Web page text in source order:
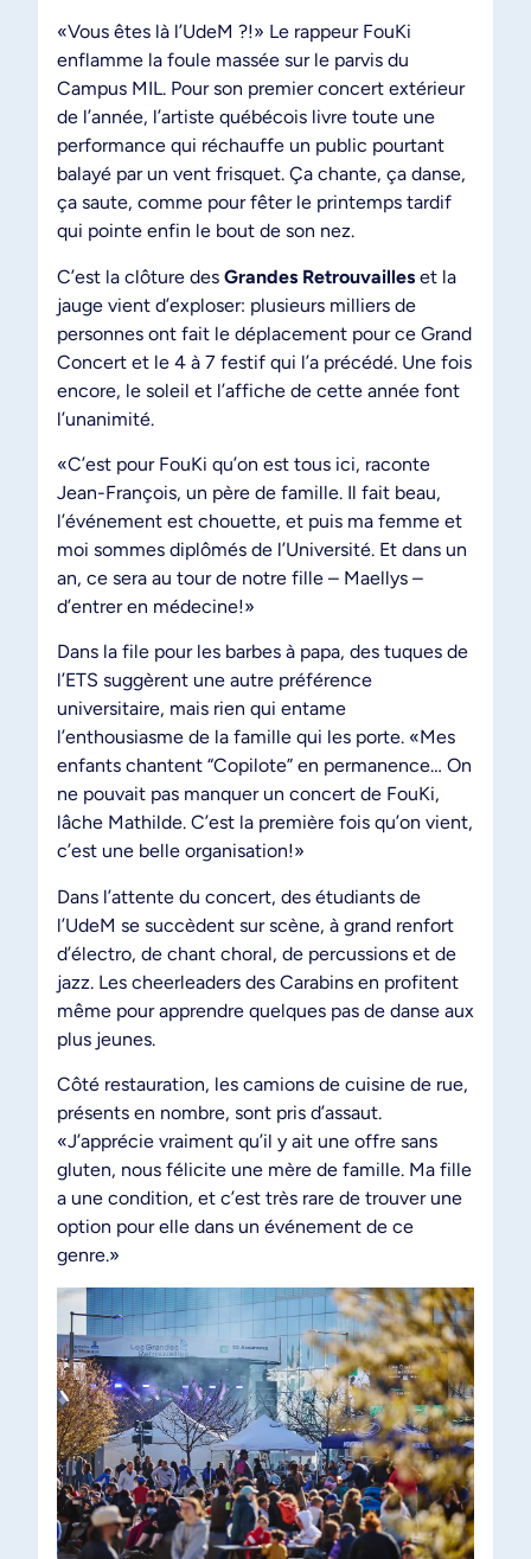
«Vous êtes là l’UdeM ?!» Le rappeur FouKi
enflamme la foule massée sur le parvis du
Campus MIL. Pour son premier concert extérieur
de l’année, l’artiste québécois livre toute une
performance qui réchauffe un public pourtant
balayé par un vent frisquet. Ça chante, ça danse,
ça saute, comme pour fêter le printemps tardif
qui pointe enfin le bout de son nez.
C’est la clôture des Grandes Retrouvailles et la
jauge vient d’exploser: plusieurs milliers de
personnes ont fait le déplacement pour ce Grand
Concert et le 4 à 7 festif qui l’a précédé. Une fois
encore, le soleil et l’affiche de cette année font
l’unanimité.
«C’est pour FouKi qu’on est tous ici, raconte
Jean-François, un père de famille. Il fait beau,
l’événement est chouette, et puis ma femme et
moi sommes diplômés de l’Université. Et dans un
an, ce sera au tour de notre fille – Maellys –
d’entrer en médecine!»
Dans la file pour les barbes à papa, des tuques de
l’ETS suggèrent une autre préférence
universitaire, mais rien qui entame
l’enthousiasme de la famille qui les porte. «Mes
enfants chantent “Copilote” en permanence… On
ne pouvait pas manquer un concert de FouKi,
lâche Mathilde. C’est la première fois qu’on vient,
c’est une belle organisation!»
Dans l’attente du concert, des étudiants de
l’UdeM se succèdent sur scène, à grand renfort
d’électro, de chant choral, de percussions et de
jazz. Les cheerleaders des Carabins en profitent
même pour apprendre quelques pas de danse aux
plus jeunes.
Côté restauration, les camions de cuisine de rue,
présents en nombre, sont pris d’assaut.
«J’apprécie vraiment qu’il y ait une offre sans
gluten, nous félicite une mère de famille. Ma fille
a une condition, et c’est très rare de trouver une
option pour elle dans un événement de ce
genre.»